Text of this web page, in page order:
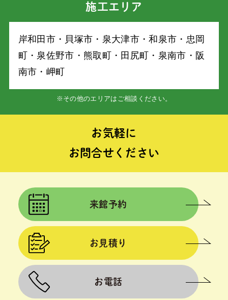
施工エリア
岸和⽥市・⾙塚市・泉⼤津市・和泉市・忠岡
町・泉佐野市・熊取町・⽥尻町・泉南市・阪
南市・岬町
※その他のエリアはご相談ください。
お気軽に
お問合せください
来館予約
お見積り
お電話